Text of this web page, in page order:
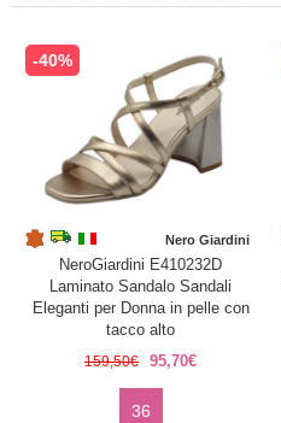
-40%
Nero Giardini
NeroGiardini E410232D
Laminato Sandalo Sandali
Eleganti per Donna in pelle con
tacco alto
159,50€ 95,70€
36